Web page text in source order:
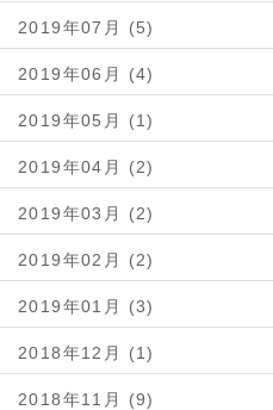
2019年07月 (5)
2019年06月 (4)
2019年05月 (1)
2019年04月 (2)
2019年03月 (2)
2019年02月 (2)
2019年01月 (3)
2018年12月 (1)
2018年11月 (9)